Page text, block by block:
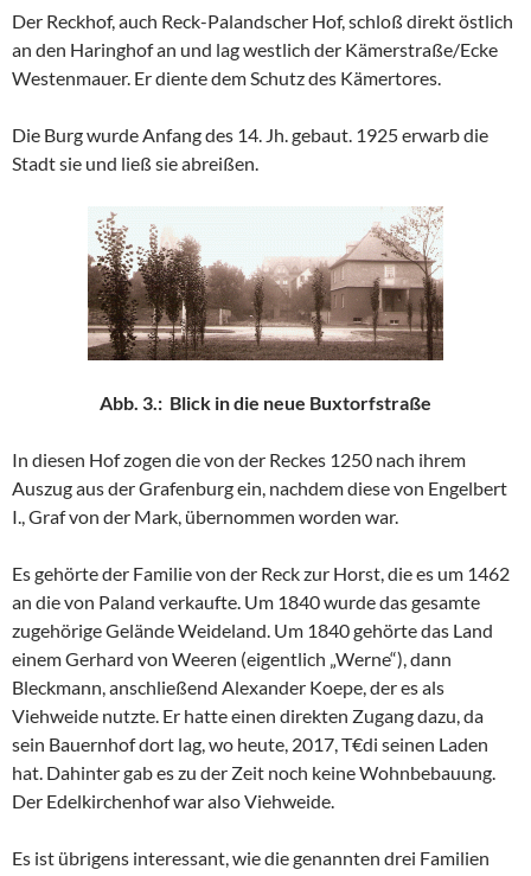
Der Reckhof, auch Reck-Palandscher Hof, schloß direkt östlich
an den Haringhof an und lag westlich der Kämerstraße/Ecke
Westenmauer. Er diente dem Schutz des Kämertores.
Die Burg wurde Anfang des 14. Jh. gebaut. 1925 erwarb die
Stadt sie und ließ sie abreißen.
Abb. 3.: Blick in die neue Buxtorfstraße
In diesen Hof zogen die von der Reckes 1250 nach ihrem
Auszug aus der Grafenburg ein, nachdem diese von Engelbert
I., Graf von der Mark, übernommen worden war.
Es gehörte der Familie von der Reck zur Horst, die es um 1462
an die von Paland verkaufte. Um 1840 wurde das gesamte
zugehörige Gelände Weideland. Um 1840 gehörte das Land
einem Gerhard von Weeren (eigentlich „Werne“), dann
Bleckmann, anschließend Alexander Koepe, der es als
Viehweide nutzte. Er hatte einen direkten Zugang dazu, da
sein Bauernhof dort lag, wo heute, 2017, T€di seinen Laden
hat. Dahinter gab es zu der Zeit noch keine Wohnbebauung.
Der Edelkirchenhof war also Viehweide.
Es ist übrigens interessant, wie die genannten drei Familien